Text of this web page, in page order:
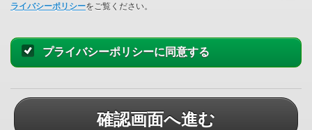
ライバシーポリシーをご覧ください。
プライバシーポリシーに同意する
確認画面へ進む